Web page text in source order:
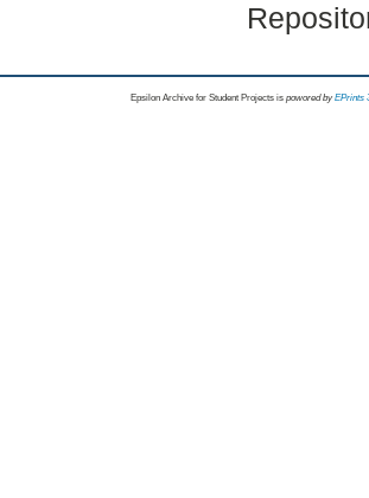
Epsilon Archive for Student Projects is powored byEPrints